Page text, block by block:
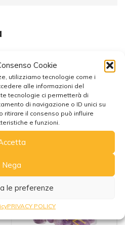
Cookie
utilizziamo tecnologie come i
alle informazioni del
tecnologie ci permetterà di
di navigazione o ID unici su
ritirare il consenso può influire
e funzioni.
Nega
le preferenze
PRIVACY POLICY
anche